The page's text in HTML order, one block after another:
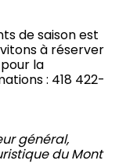
de saison est
à réserver
la
: 418 422-
général,
du Mont